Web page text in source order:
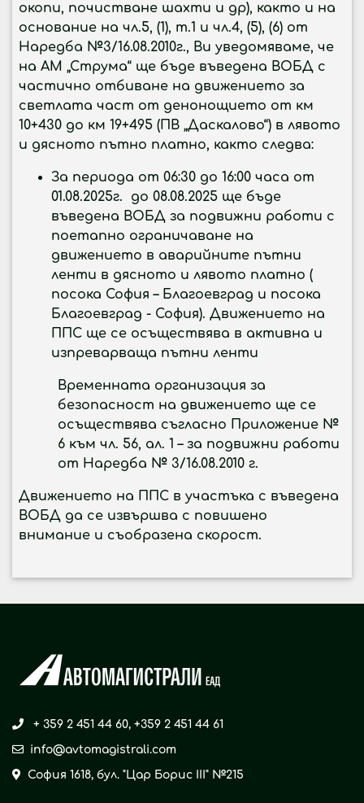
окопи, почистване шахти и др), както и на
основание на чл.5, (1), т.1 и чл.4, (5), (6) от
Наредба №3/16.08.2010г., Ви уведомяваме, че
на АМ „Струма“ ще бъде въведена ВОБД с
частично отбиване на движението за
светлата част от денонощието от км
10+430 до км 19+495 (ПВ „Даскалово“) в лявото
и дясното пътно платно, както следва:
За периода от 06:30 до 16:00 часа от
01.08.2025г. до 08.08.2025 ще бъде
въведена ВОБД за подвижни работи с
поетапно ограничаване на
движението в аварийните пътни
ленти в дясното и лявото платно (
посока София – Благоевград и посока
Благоевград - София). Движението на
ППС ще се осъществява в активна и
изпреварваща пътни ленти
Временната организация за
безопасност на движението ще се
осъществява съгласно Приложение №
6 към чл. 56, ал. 1– за подвижни работи
от Наредба № 3/16.08.2010 г.
Движението на ППС в участъка с въведена
ВОБД да се извършва с повишено
внимание и съобразена скорост.
+ 359 2 451 44 60, +359 2 451 44 61
info@avtomagistrali.com
София 1618, бул. "Цар Борис ІІІ" №215